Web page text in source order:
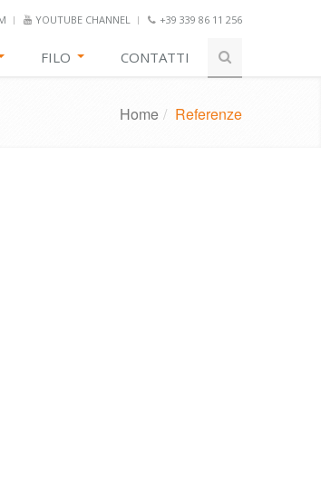
YOUTUBE CHANNEL +39 339 86 11 256
FILO CONTATTI
Home / Referenze